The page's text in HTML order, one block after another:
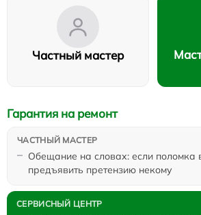
Частный мастер
Обещание на словах: если поломка
предъявить претензию некому
Гарантия на ремонт